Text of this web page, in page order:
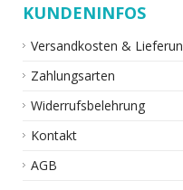
KUNDENINFOS
Versandkosten &
Zahlungsarten
Widerrufsbelehrung
Kontakt
AGB